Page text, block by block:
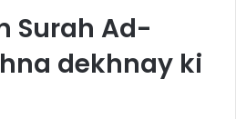
Surah Ad-
dekhnay ki